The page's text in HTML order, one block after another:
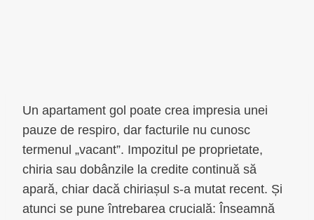
Un apartament gol poate crea impresia unei
pauze de respiro, dar facturile nu cunosc
termenul „vacant”. Impozitul pe proprietate,
chiria sau dobânzile la credite continuă să
apară, chiar dacă chiriașul s-a mutat recent. Și
atunci se pune întrebarea crucială: Înseamnă